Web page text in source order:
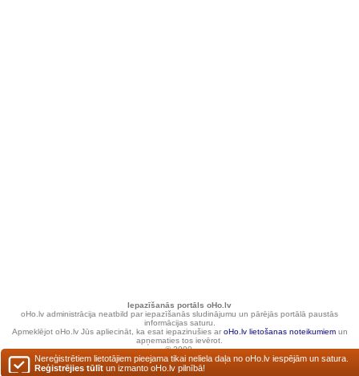
Iepazīšanās portāls oHo.lv
oHo.lv administrācija neatbild par iepazīšanās sludinājumu un pārējās portālā paustās
informācijas saturu.
Apmeklējot oHo.lv Jūs apliecināt, ka esat iepazinušies ar oHo.lv lietošanas noteikumiemun
apņematies tos ievērot.
© 2000.
Nereģistrētiem lietotājiem pieejama tikai neliela daļa no oHo.lv iespējām un satura.
Reģistrējies tūlīt un izmanto oHo.lv pilnībā!